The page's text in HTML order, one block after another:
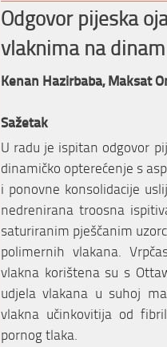
Odgovor pijeska
vlaknima na
Kenan Hazirbaba,Maksat
Sažetak
U radu je ispitan odgovor
dinamičko opterećenje s
i ponovne konsolidacije
nedrenirana troosna
saturiranim pješčanim
polimernih vlakana.
vlakna korištena su s
udjela vlakana u suhoj
vlakna učinkovitija od
pornog tlaka.